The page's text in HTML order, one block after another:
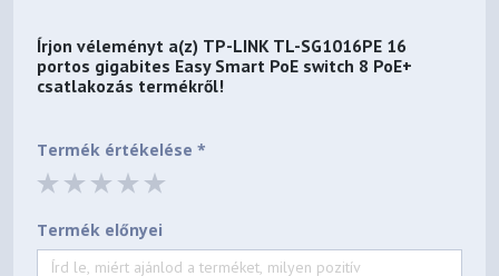
Írjon véleményt a(z) TP-LINK TL-SG1016PE 16
portos gigabites Easy Smart PoE switch 8 PoE+
csatlakozás termékről!
Termék értékelése *
Termék előnyei